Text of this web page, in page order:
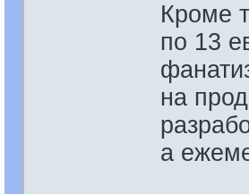
Кроме
по 13
на
а